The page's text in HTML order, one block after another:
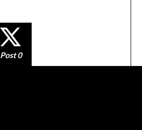
Post 0